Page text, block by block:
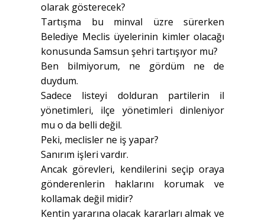
olarak gösterecek?
Tartışma bu minval üzre sürerken
Belediye Meclis üyelerinin kimler olacağı
konusunda Samsun şehri tartışıyor mu?
Ben bilmiyorum, ne gördüm ne de
duydum.
Sadece listeyi dolduran partilerin il
yönetimleri, ilçe yönetimleri dinleniyor
mu o da belli değil.
Peki, meclisler ne iş yapar?
Sanırım işleri vardır.
Ancak görevleri, kendilerini seçip oraya
gönderenlerin haklarını korumak ve
kollamak değil midir?
Kentin yararına olacak kararları almak ve